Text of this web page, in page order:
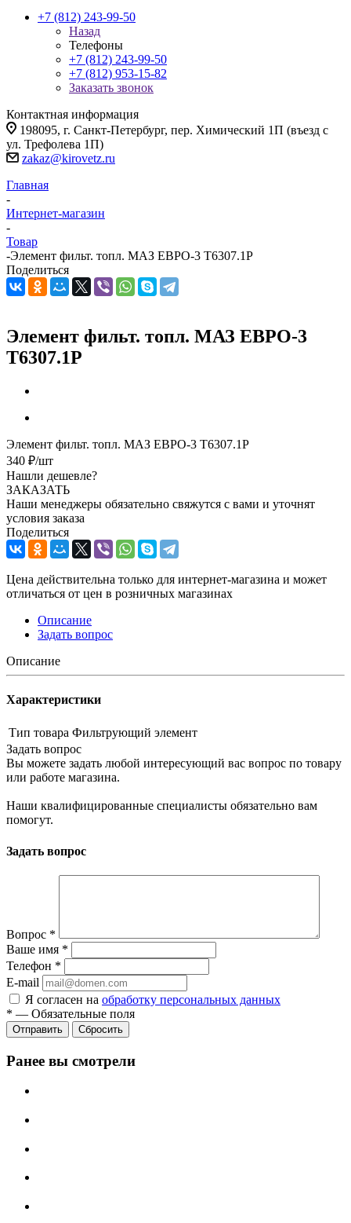
+7 (812) 243-99-50
Назад
Телефоны
+7 (812) 243-99-50
+7 (812) 953-15-82
Заказать звонок
Контактная информация
198095, г. Санкт-Петербург, пер. Химический 1П (въезд с
ул. Трефолева 1П)
zakaz@kirovetz.ru
Главная
-
Интернет-магазин
-
Товар
-Элемент фильт. топл. МАЗ ЕВРО-3 Т6307.1Р
Поделиться
Элемент фильт. топл. МАЗ ЕВРО-3
Т6307.1Р
Элемент фильт. топл. МАЗ ЕВРО-3 Т6307.1Р
340 ₽/шт
Нашли дешевле?
ЗАКАЗАТЬ
Наши менеджеры обязательно свяжутся с вами и уточнят
условия заказа
Поделиться
Цена действительна только для интернет-магазина и может
отличаться от цен в розничных магазинах
Описание
Задать вопрос
Описание
Характеристики
Тип товара Фильтрующий элемент
Задать вопрос
Вы можете задать любой интересующий вас вопрос по товару
или работе магазина.
Наши квалифицированные специалисты обязательно вам
помогут.
Задать вопрос
Вопрос *
Ваше имя *
Телефон *
E-mail
Я согласен на обработку персональных данных
* — Обязательные поля
Сбросить
Ранее вы смотрели